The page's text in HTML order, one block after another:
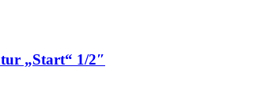
„Start“ 1/2″